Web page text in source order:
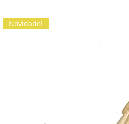
Novidade!